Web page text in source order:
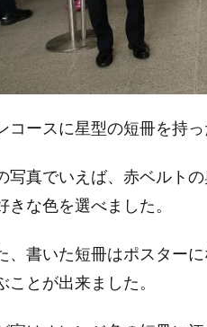
シ
ュ
作
る
察
車
両
最後
に‥
コースに星型の短冊を持っ
写真でいえば、赤ベルト
きな色を選べました。
、書いた短冊はポスター
ことが出来ました。